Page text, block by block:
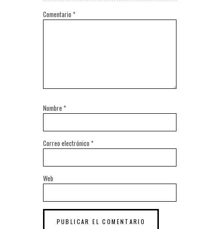
Comentario *
Nombre *
Correo electrónico *
Web